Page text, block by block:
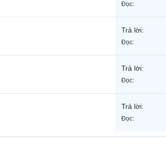
Đọc:
Trả lời:
Đọc:
Trả lời:
Đọc:
Trả lời:
Đọc: